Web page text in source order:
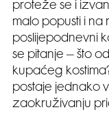
proteže se i
malo popusti i
poslijepodnevni
se pitanje – što
kupaćeg
postaje jednako
zaokruživanju